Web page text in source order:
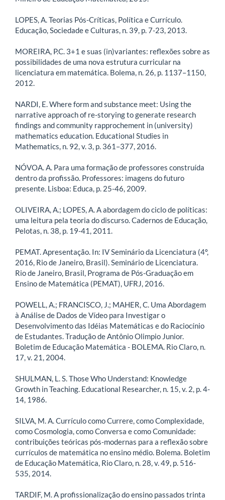
LOPES, A. Teorias Pós-Críticas, Política e Currículo.
Educação, Sociedade e Culturas, n. 39, p. 7-23, 2013.
MOREIRA, P.C. 3+1 e suas (in)variantes: reflexões sobre as
possibilidades de uma nova estrutura curricular na
licenciatura em matemática. Bolema, n. 26, p. 1137–1150,
2012.
NARDI, E. Where form and substance meet: Using the
narrative approach of re-storying to generate research
findings and community rapprochement in (university)
mathematics education. Educational Studies in
Mathematics, n. 92, v. 3, p. 361–377, 2016.
NÓVOA. A. Para uma formação de professores construída
dentro da profissão. Professores: imagens do futuro
presente. Lisboa: Educa, p. 25-46, 2009.
OLIVEIRA, A.; LOPES, A. A abordagem do ciclo de políticas:
uma leitura pela teoria do discurso. Cadernos de Educação,
Pelotas, n. 38, p. 19-41, 2011.
PEMAT. Apresentação. In: IV Seminário da Licenciatura (4º,
2016, Rio de Janeiro, Brasil). Seminário de Licenciatura.
Rio de Janeiro, Brasil, Programa de Pós-Graduação em
Ensino de Matemática (PEMAT), UFRJ, 2016.
POWELL, A.; FRANCISCO, J.; MAHER, C. Uma Abordagem
à Análise de Dados de Vídeo para Investigar o
Desenvolvimento das Idéias Matemáticas e do Raciocínio
de Estudantes. Tradução de Antônio Olimpio Junior.
Boletim de Educação Matemática - BOLEMA. Rio Claro, n.
17, v. 21, 2004.
SHULMAN, L. S. Those Who Understand: Knowledge
Growth in Teaching. Educational Researcher, n. 15, v. 2, p. 4-
14, 1986.
SILVA, M. A. Currículo como Currere, como Complexidade,
como Cosmologia, como Conversa e como Comunidade:
contribuições teóricas pós-modernas para a reflexão sobre
currículos de matemática no ensino médio. Bolema. Boletim
de Educação Matemática, Rio Claro, n. 28, v. 49, p. 516-
535, 2014.
TARDIF, M. A profissionalização do ensino passados trinta